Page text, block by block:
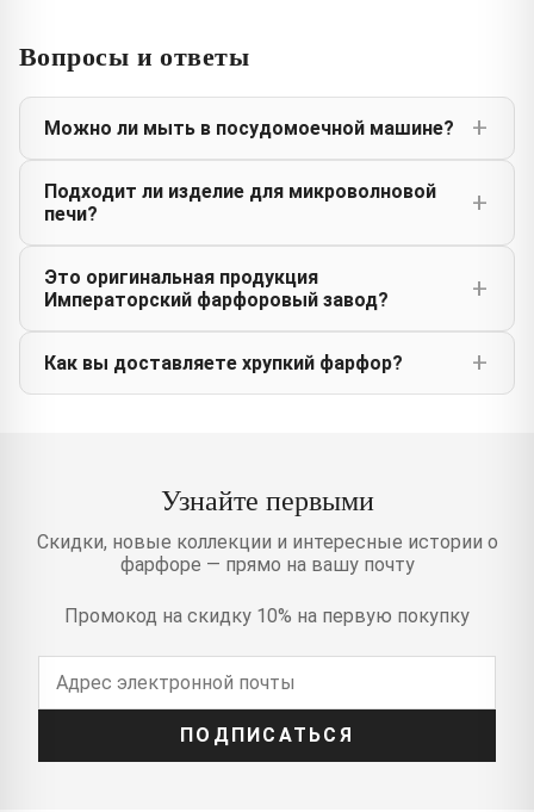
Вопросы и ответы
Можно ли мыть в посудомоечной машине?
Подходит ли изделие для микроволновой
печи?
Это оригинальная продукция
Императорский фарфоровый завод?
Как вы доставляете хрупкий фарфор?
Узнайте первыми
Скидки, новые коллекции и интересные истории о
фарфоре — прямо на вашу почту
Промокод на скидку 10% на первую покупку
ПОДПИСАТЬСЯ